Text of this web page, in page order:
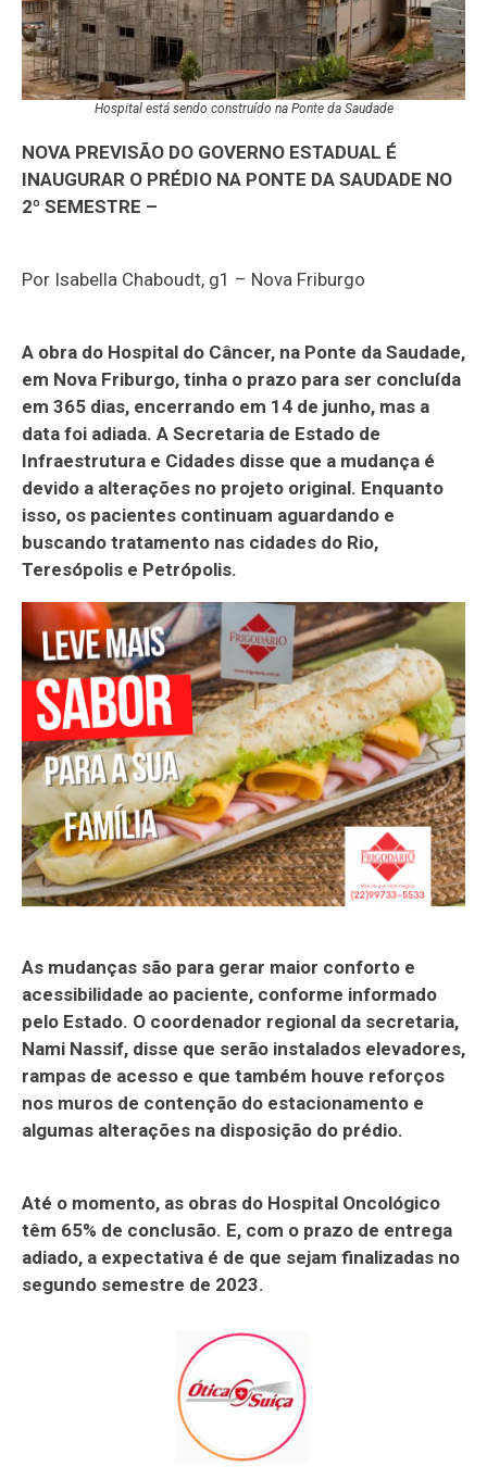
Hospital está sendo construído na Ponte da Saudade
NOVA PREVISÃO DO GOVERNO ESTADUAL É
INAUGURAR O PRÉDIO NA PONTE DA SAUDADE NO
2º SEMESTRE –
Por Isabella Chaboudt, g1 – Nova Friburgo
A obra do Hospital do Câncer, na Ponte da Saudade,
em Nova Friburgo, tinha o prazo para ser concluída
em 365 dias, encerrando em 14 de junho, mas a
data foi adiada. A Secretaria de Estado de
Infraestrutura e Cidades disse que a mudança é
devido a alterações no projeto original. Enquanto
isso, os pacientes continuam aguardando e
buscando tratamento nas cidades do Rio,
Teresópolis e Petrópolis.
As mudanças são para gerar maior conforto e
acessibilidade ao paciente, conforme informado
pelo Estado. O coordenador regional da secretaria,
Nami Nassif, disse que serão instalados elevadores,
rampas de acesso e que também houve reforços
nos muros de contenção do estacionamento e
algumas alterações na disposição do prédio.
Até o momento, as obras do Hospital Oncológico
têm 65% de conclusão. E, com o prazo de entrega
adiado, a expectativa é de que sejam finalizadas no
segundo semestre de 2023.